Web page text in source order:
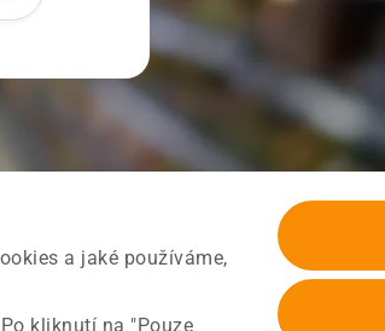
a jaké používáme,
kliknutí na "Pouze